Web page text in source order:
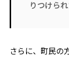
りつけら
さらに、町民の